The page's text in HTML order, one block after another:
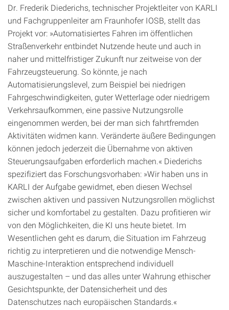
Dr. Frederik Diederichs, technischer Projektleiter von KARLI
und Fachgruppenleiter am Fraunhofer IOSB, stellt das
Projekt vor: »Automatisiertes Fahren im öffentlichen
Straßenverkehr entbindet Nutzende heute und auch in
naher und mittelfristiger Zukunft nur zeitweise von der
Fahrzeugsteuerung. So könnte, je nach
Automatisierungslevel, zum Beispiel bei niedrigen
Fahrgeschwindigkeiten, guter Wetterlage oder niedrigem
Verkehrsaufkommen, eine passive Nutzungsrolle
eingenommen werden, bei der man sich fahrtfremden
Aktivitäten widmen kann. Veränderte äußere Bedingungen
können jedoch jederzeit die Übernahme von aktiven
Steuerungsaufgaben erforderlich machen.« Diederichs
spezifiziert das Forschungsvorhaben: »Wir haben uns in
KARLI der Aufgabe gewidmet, eben diesen Wechsel
zwischen aktiven und passiven Nutzungsrollen möglichst
sicher und komfortabel zu gestalten. Dazu profitieren wir
von den Möglichkeiten, die KI uns heute bietet. Im
Wesentlichen geht es darum, die Situation im Fahrzeug
richtig zu interpretieren und die notwendige Mensch-
Maschine-Interaktion entsprechend individuell
auszugestalten – und das alles unter Wahrung ethischer
Gesichtspunkte, der Datensicherheit und des
Datenschutzes nach europäischen Standards.«